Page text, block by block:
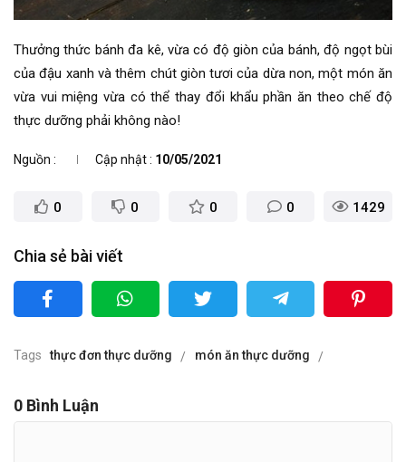
Thưởng thức bánh đa kê, vừa có độ giòn của bánh, độ ngọt bùi
của đậu xanh và thêm chút giòn tươi của dừa non, một món ăn
vừa vui miệng vừa có thể thay đổi khẩu phần ăn theo chế độ
thực dưỡng phải không nào!
Nguồn Cập nhật 10/05/2021
0 0 0 0 1429
Chia sẻ bài viết
Tags thực đơn thực dưỡng món ăn thực dưỡng
0 Bình Luận